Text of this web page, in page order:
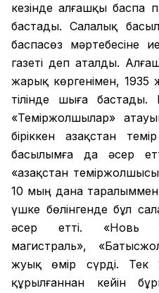
кезінде алғашқы баспа
бастады. Салалық
баспасөз мәртебесіне
газеті деп аталды.
жарық көргенімен, 1935
тілінде шыға бастады.
«Теміржолшылар»
біріккен Қазақстан
басылымға да әсер
«Қазақстан
10 мың дана
үшке бөлінгенде бұл
әсер етті. «Новь
магистраль»,
жуық өмір сүрді.
құрылғаннан кейін